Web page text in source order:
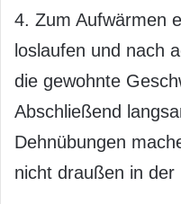
4. Zum Aufwärmen
loslaufen und nach
die gewohnte
Abschließend
Dehnübungen
nicht draußen in der